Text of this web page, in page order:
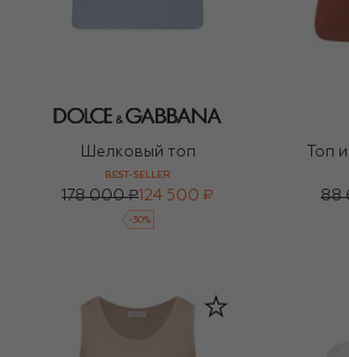
Шелковый топ
BEST-SELLER
178 000 ₽ 124 500 ₽
-30%
Топ
88